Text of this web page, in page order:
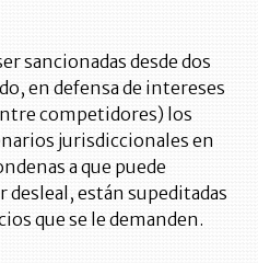
sancionadas desde dos
en defensa de intereses
competidores) los
jurisdiccionales en
a que puede
están supeditadas
que se le demanden.